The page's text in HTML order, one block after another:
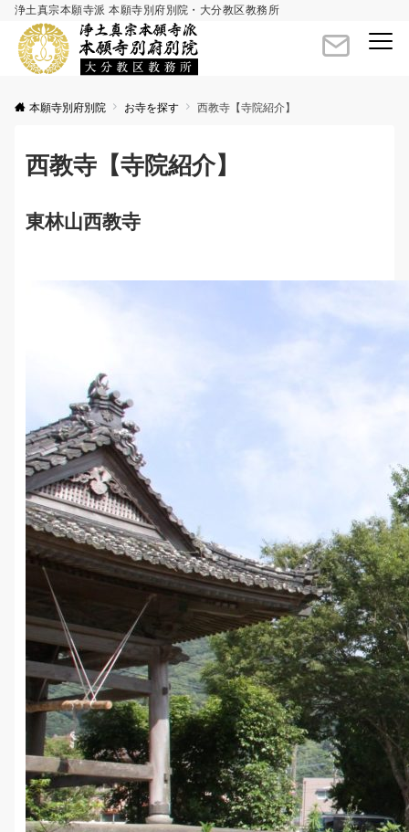
浄土真宗本願寺派 本願寺別府別院・大分教区教務所
本願寺別府別院 お寺を探す 西教寺【寺院紹介】
西教寺【寺院紹介】
東林山西教寺